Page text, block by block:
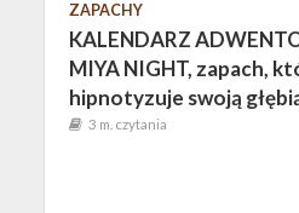
ZAPACHY
KALENDARZ
MIYA NIGHT, zapach,
hipnotyzuje swoją
3 m. czytania